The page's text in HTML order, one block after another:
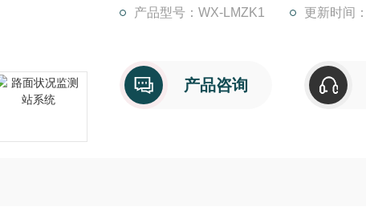
产品型号：WX-LMZK1
更新时间
产品咨询